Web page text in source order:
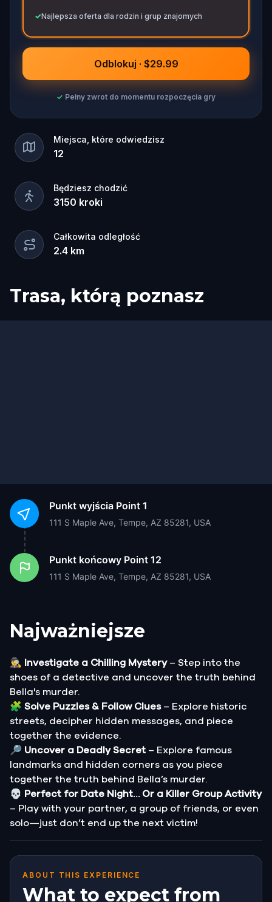
✓Najlepsza oferta dla rodzin i grup znajomych
Odblokuj · $29.99
✓ Pełny zwrot do momentu rozpoczęcia gry
Miejsca, które odwiedzisz
12
Będziesz chodzić
3150 kroki
Całkowita odległość
2.4 km
Trasa, którą poznasz
Start
Meta
Punkt wyjścia Point 1
111 S Maple Ave, Tempe, AZ 85281, USA
Punkt końcowy Point 12
111 S Maple Ave, Tempe, AZ 85281, USA
Najważniejsze
🕵️‍♂️ Investigate a Chilling Mystery– Step into the
shoes of a detective and uncover the truth behind
Bella's murder.
🧩 Solve Puzzles & Follow Clues– Explore historic
streets, decipher hidden messages, and piece
together the evidence.
🔎 Uncover a Deadly Secret – Explore famous
landmarks and hidden corners as you piece
together the truth behind Bella’s murder.
💀 Perfect for Date Night… Or a Killer Group Activity
– Play with your partner, a group of friends, or even
solo—just don’t end up the next victim!
ABOUT THIS EXPERIENCE
What to expect from